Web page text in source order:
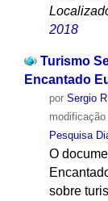
2018
Turismo
Encantado
por Sergio
modificação
Pesquisa
O
sobre